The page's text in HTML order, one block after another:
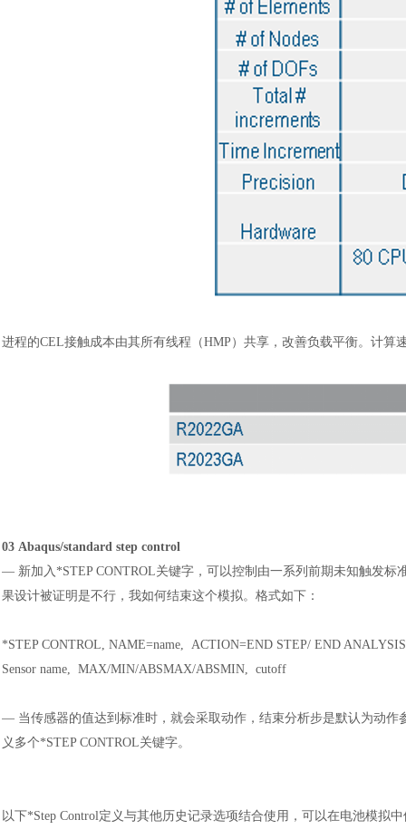
进程的CEL接触成本由其所有线程（HMP）共享，改善负载平衡。计算
03 Abaqus/standard step control
— 新加入 *STEP CONTROL关键字，可以控制由一系列前期未知触发
果设计被证明是不行，我如何结束这个模拟。格式如下：
*STEP CONTROL, NAME=name, ACTION=END STEP/ END ANALYSIS
Sensor name, MAX/MIN/ABSMAX/ABSMIN, cutoff
— 当传感器的值达到标准时，就会采取动作，结束分析步是默认为动作
义多个*STEP CONTROL关键字。
以下*Step Control定义与其他历史记录选项结合使用，可以在电池模拟
汽车交通